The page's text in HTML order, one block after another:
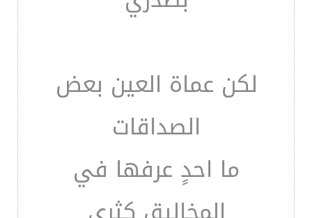
لكن عماة العين بعض
الصداقات
ما احدٍ عرفها في